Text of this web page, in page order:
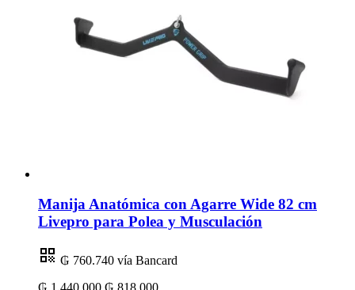
Manija Anatómica con Agarre Wide 82 cm
Livepro para Polea y Musculación
₲ 760.740 vía Bancard